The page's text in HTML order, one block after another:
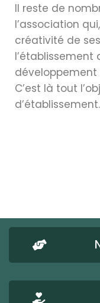
Il reste de
l’association
créativité de
l’établissement
développement
C’est là tout
d’établissement.